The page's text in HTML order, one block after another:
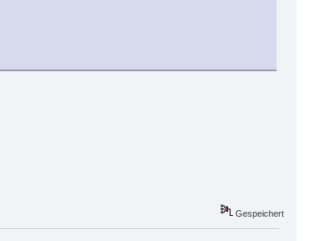
Gespeichert